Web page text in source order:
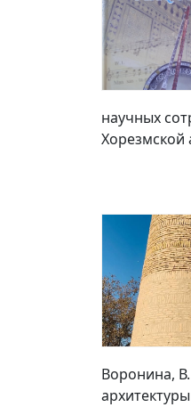
научных
Воронина,